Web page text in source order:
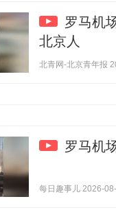
罗马机
北京人
北青网-北京青年报
罗马机
每日趣事儿 2026-